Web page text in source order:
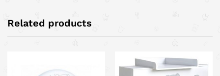
Related products